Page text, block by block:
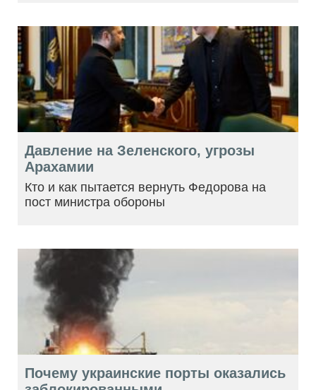
Давление на Зеленского, угрозы
Арахамии
Кто и как пытается вернуть Федорова на
пост министра обороны
Почему украинские порты оказались